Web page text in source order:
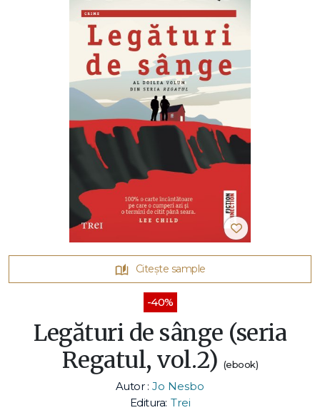
Citește sample
-40%
Legături de sânge (seria
Regatul, vol.2) (ebook)
Autor : Jo Nesbo
Editura: Trei